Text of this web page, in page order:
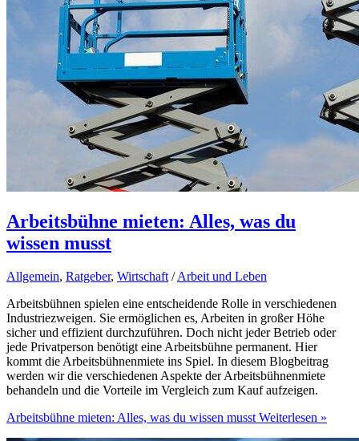
Arbeitsbühne mieten: Alles, was du
wissen musst
Allgemein, Ratgeber, Wirtschaft/Arbeit und Leben
Arbeitsbühnen spielen eine entscheidende Rolle in verschiedenen
Industriezweigen. Sie ermöglichen es, Arbeiten in großer Höhe
sicher und effizient durchzuführen. Doch nicht jeder Betrieb oder
jede Privatperson benötigt eine Arbeitsbühne permanent. Hier
kommt die Arbeitsbühnenmiete ins Spiel. In diesem Blogbeitrag
werden wir die verschiedenen Aspekte der Arbeitsbühnenmiete
behandeln und die Vorteile im Vergleich zum Kauf aufzeigen.
Arbeitsbühne mieten: Alles, was du wissen musstWeiterlesen »